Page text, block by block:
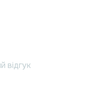
відгук